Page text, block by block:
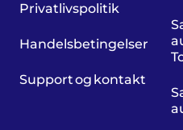
Privatlivspolitik
Handelsbetingelser
Support og kontakt